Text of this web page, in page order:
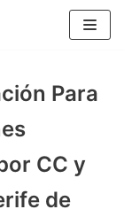
Para
CC y
de